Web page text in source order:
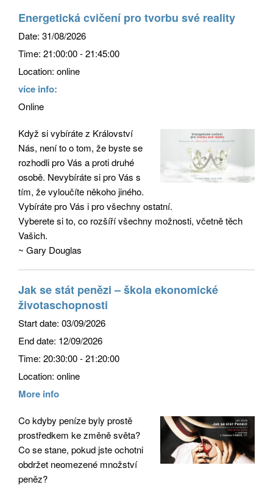
Energetická cvičení pro tvorbu své reality
Date: 31/08/2026
Time: 21:00:00 - 21:45:00
Location: online
více info:
Online
Když si vybíráte z Království
Nás, není to o tom, že byste se
rozhodli pro Vás a proti druhé
osobě. Nevybíráte si pro Vás s
tím, že vyloučíte někoho jiného.
Vybíráte pro Vás i pro všechny ostatní.
Vyberete si to, co rozšíří všechny možnosti, včetně těch
Vašich.
~ Gary Douglas
Jak se stát penězi – škola ekonomické
životaschopnosti
Start date: 03/09/2026
End date: 12/09/2026
Time: 20:30:00 - 21:20:00
Location: online
More info
Co kdyby peníze byly prostě
prostředkem ke změně světa?
Co se stane, pokud jste ochotni
obdržet neomezené množství
peněz?